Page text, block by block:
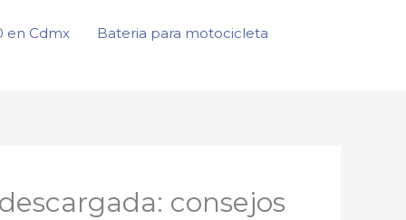
en Cdmx
Bateria para motocicleta
consejos